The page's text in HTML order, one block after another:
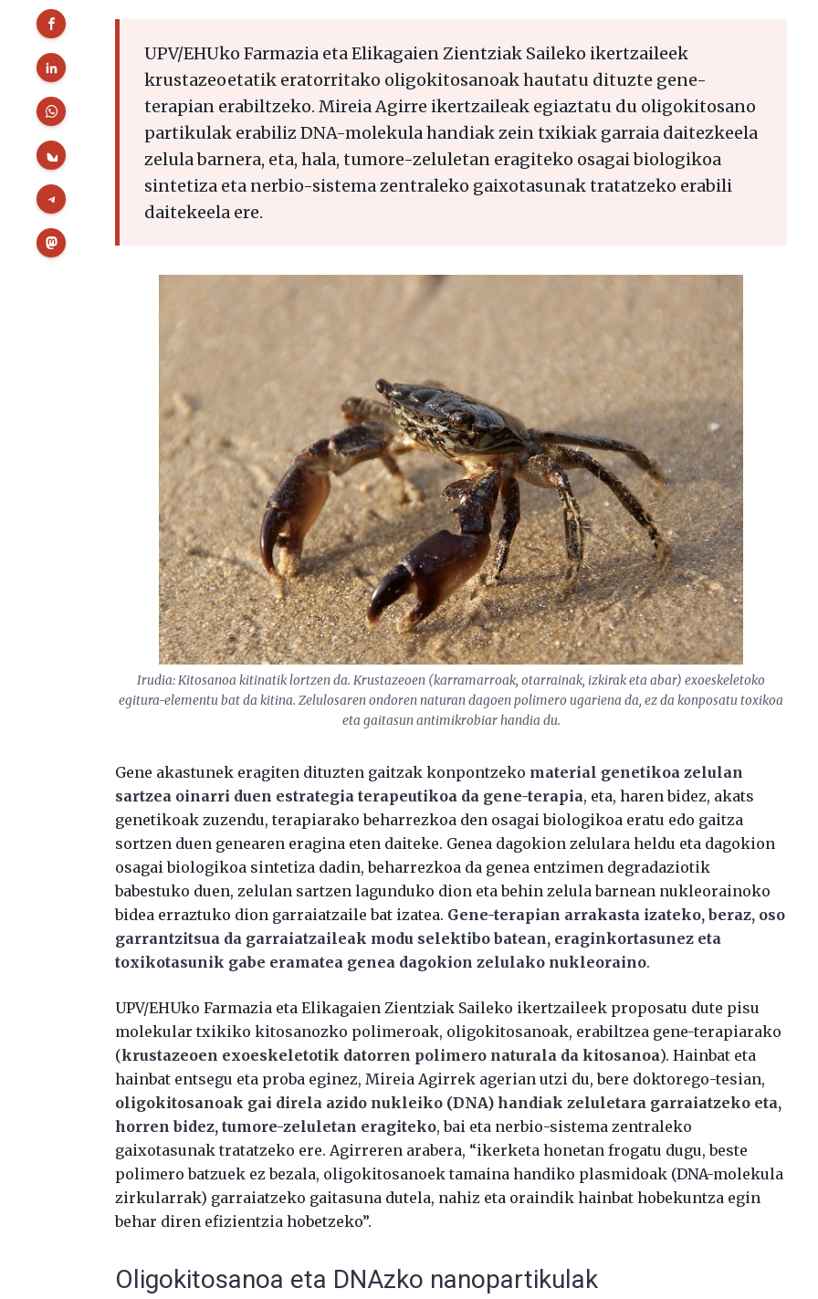
UPV/EHUko Farmazia eta Elikagaien Zientziak Saileko ikertzaileek
krustazeoetatik eratorritako oligokitosanoak hautatu dituzte gene-
terapian erabiltzeko. Mireia Agirre ikertzaileak egiaztatu du oligokitosano
partikulak erabiliz DNA-molekula handiak zein txikiak garraia daitezkeela
zelula barnera, eta, hala, tumore-zeluletan eragiteko osagai biologikoa
sintetiza eta nerbio-sistema zentraleko gaixotasunak tratatzeko erabili
daitekeela ere.
Irudia: Kitosanoa kitinatik lortzen da. Krustazeoen (karramarroak, otarrainak, izkirak eta abar) exoeskeletoko
egitura-elementu bat da kitina. Zelulosaren ondoren naturan dagoen polimero ugariena da, ez da konposatu toxikoa
eta gaitasun antimikrobiar handia du.
Gene akastunek eragiten dituzten gaitzak konpontzeko material genetikoa zelulan
sartzea oinarri duen estrategia terapeutikoa da gene-terapia, eta, haren bidez, akats
genetikoak zuzendu, terapiarako beharrezkoa den osagai biologikoa eratu edo gaitza
sortzen duen genearen eragina eten daiteke. Genea dagokion zelulara heldu eta dagokion
osagai biologikoa sintetiza dadin, beharrezkoa da genea entzimen degradaziotik
babestuko duen, zelulan sartzen lagunduko dion eta behin zelula barnean nukleorainoko
bidea erraztuko dion garraiatzaile bat izatea. Gene-terapian arrakasta izateko, beraz, oso
garrantzitsua da garraiatzaileak modu selektibo batean, eraginkortasunez eta
toxikotasunik gabe eramatea genea dagokion zelulako nukleoraino.
UPV/EHUko Farmazia eta Elikagaien Zientziak Saileko ikertzaileek proposatu dute pisu
molekular txikiko kitosanozko polimeroak, oligokitosanoak, erabiltzea gene-terapiarako
(krustazeoen exoeskeletotik datorren polimero naturala da kitosanoa). Hainbat eta
hainbat entsegu eta proba eginez, Mireia Agirrek agerian utzi du, bere doktorego-tesian,
oligokitosanoak gai direla azido nukleiko (DNA) handiak zeluletara garraiatzeko eta,
horren bidez, tumore-zeluletan eragiteko, bai eta nerbio-sistema zentraleko
gaixotasunak tratatzeko ere. Agirreren arabera, “ikerketa honetan frogatu dugu, beste
polimero batzuek ez bezala, oligokitosanoek tamaina handiko plasmidoak (DNA-molekula
zirkularrak) garraiatzeko gaitasuna dutela, nahiz eta oraindik hainbat hobekuntza egin
behar diren efizientzia hobetzeko”.
Oligokitosanoa eta DNAzko nanopartikulak